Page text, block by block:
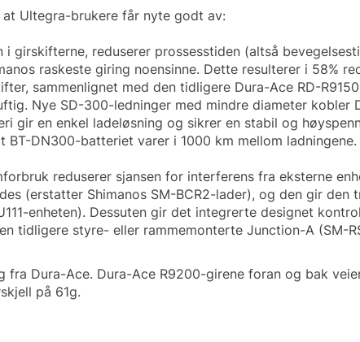
Ultegra-brukere får nyte godt av:
girskifterne, reduserer prossesstiden (altså
raskeste giring noensinne. Dette resulterer i 58%
sammenlignet med den tidligere Dura-Ace RD-
Nye SD-300-ledninger med mindre diameter kobler
gir en enkel ladeløsning og sikrer en stabil og
BT-DN300-batteriet varer i 1000 km mellom
reduserer sjansen for interferens fra eksterne
(erstatter Shimanos SM-BCR2-lader), og den gir
enheten). Dessuten gir det integrerte designet
tidligere styre- eller rammemonterte Junction-A (SM-
Dura-Ace. Dura-Ace R9200-girene foran og bak
på 61g.